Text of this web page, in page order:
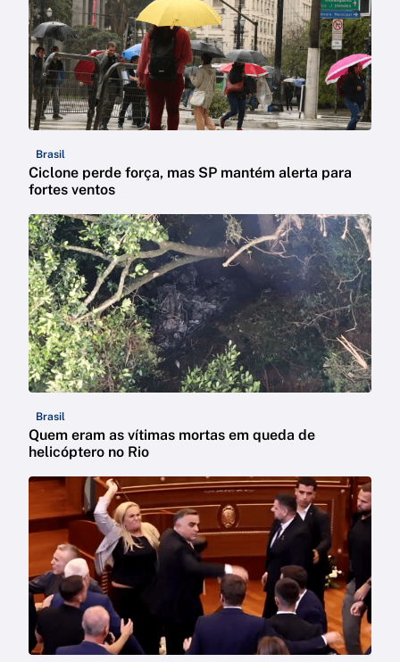
Brasil
Ciclone perde força, mas SP mantém alerta para
fortes ventos
Brasil
Quem eram as vítimas mortas em queda de
helicóptero no Rio